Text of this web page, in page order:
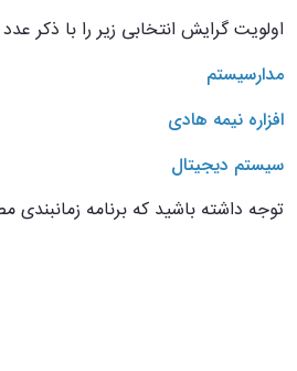
اولویت گرایش انتخابی زیر را با ذکر
مدارسیستم
افزاره نیمه هادی
سیستم دیجیتال
توجه داشته باشید که برنامه